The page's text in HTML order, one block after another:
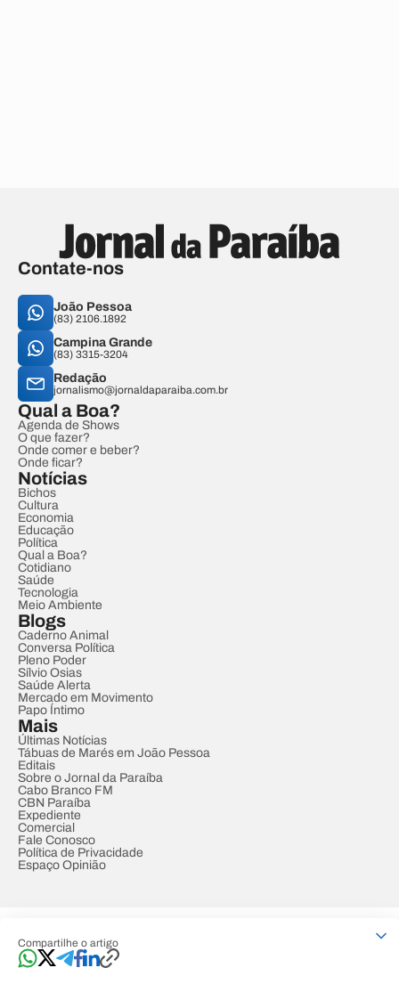
Compartilhe o artigo
Contate-nos
João Pessoa
(83) 2106.1892
Campina Grande
(83) 3315-3204
Redação
jornalismo@jornaldaparaiba.com.br
Qual a Boa?
Agenda de Shows
O que fazer?
Onde comer e beber?
Onde ficar?
Notícias
Bichos
Cultura
Economia
Educação
Política
Qual a Boa?
Cotidiano
Saúde
Tecnologia
Meio Ambiente
Blogs
Caderno Animal
Conversa Política
Pleno Poder
Sílvio Osias
Saúde Alerta
Mercado em Movimento
Papo Íntimo
Mais
Últimas Notícias
Tábuas de Marés em João Pessoa
Editais
Sobre o Jornal da Paraíba
Cabo Branco FM
CBN Paraíba
Expediente
Comercial
Fale Conosco
Política de Privacidade
Espaço Opinião
Developed by Designed by